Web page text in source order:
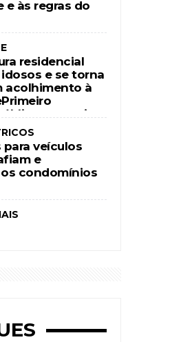
e às regras do
residencial
e se torna
acolhimento à
e gratuito
para
Grosso
equipada,
e espaços
para veículos
e
condomínios